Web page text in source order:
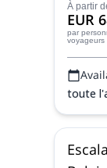
À partir
EUR
par
voyageurs
toute